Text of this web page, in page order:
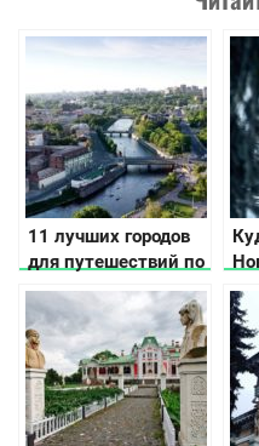
11 лучших городов
для путешествий по
Украине по версии
CNN
10